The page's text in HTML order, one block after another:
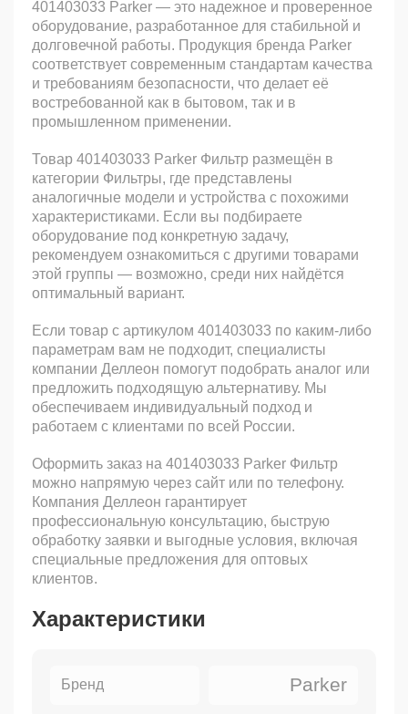
401403033 Parker — это надежное и проверенное
оборудование, разработанное для стабильной и
долговечной работы. Продукция бренда Parker
соответствует современным стандартам качества
и требованиям безопасности, что делает её
востребованной как в бытовом, так и в
промышленном применении.
Товар 401403033 Parker Фильтр размещён в
категории Фильтры, где представлены
аналогичные модели и устройства с похожими
характеристиками. Если вы подбираете
оборудование под конкретную задачу,
рекомендуем ознакомиться с другими товарами
этой группы — возможно, среди них найдётся
оптимальный вариант.
Если товар с артикулом 401403033 по каким-либо
параметрам вам не подходит, специалисты
компании Деллеон помогут подобрать аналог или
предложить подходящую альтернативу. Мы
обеспечиваем индивидуальный подход и
работаем с клиентами по всей России.
Оформить заказ на 401403033 Parker Фильтр
можно напрямую через сайт или по телефону.
Компания Деллеон гарантирует
профессиональную консультацию, быструю
обработку заявки и выгодные условия, включая
специальные предложения для оптовых
клиентов.
Характеристики
Бренд Parker